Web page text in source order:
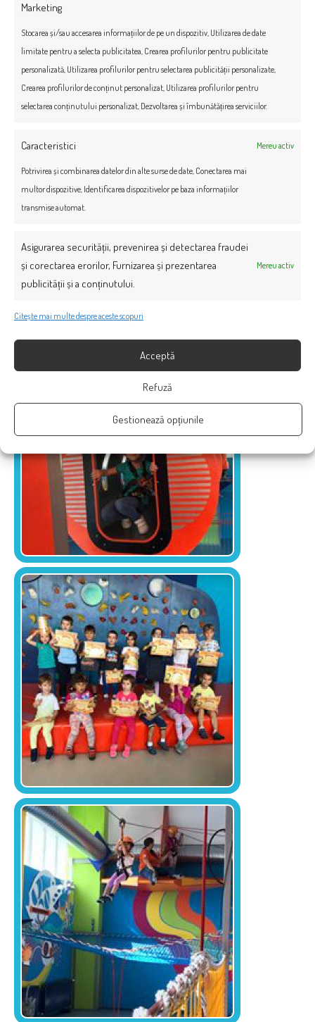
Marketing
Stocarea și/sau accesarea informațiilor de pe un dispozitiv, Utilizarea de date
limitate pentru a selecta publicitatea, Crearea profilurilor pentru publicitate
personalizată, Utilizarea profilurilor pentru selectarea publicității personalizate,
Crearea profilurilor de conținut personalizat, Utilizarea profilurilor pentru
selectarea conținutului personalizat, Dezvoltarea și îmbunătățirea serviciilor.
Caracteristici Mereu activ
Potrivirea și combinarea datelor din alte surse de date, Conectarea mai
multor dispozitive, Identificarea dispozitivelor pe baza informațiilor
transmise automat.
Asigurarea securității, prevenirea și detectarea fraudei
și corectarea erorilor, Furnizarea și prezentarea
publicității și a conținutului.
Mereu activ
Citește mai multe despre aceste scopuri
Acceptă
Refuză
Gestionează opțiunile